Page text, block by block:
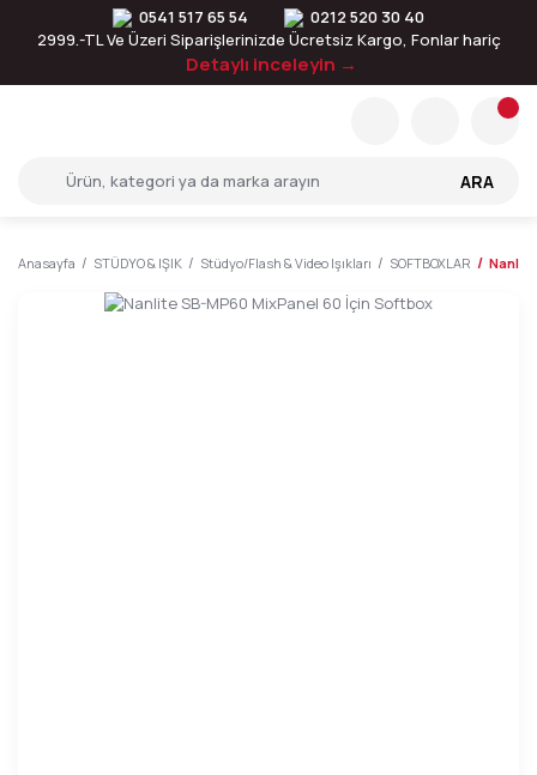
0541 517 65 54
0212 520 30 40
2999.-TL Ve Üzeri Siparişlerinizde Ücretsiz Kargo, Fonlar hariç
Detaylı inceleyin →
ARA
Anasayfa STÜDYO & IŞIK Stüdyo/Flash & Video Işıkları SOFTBOXLAR